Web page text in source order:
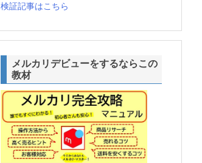
検証記事はこちら
メルカリデビューをするならこの
教材